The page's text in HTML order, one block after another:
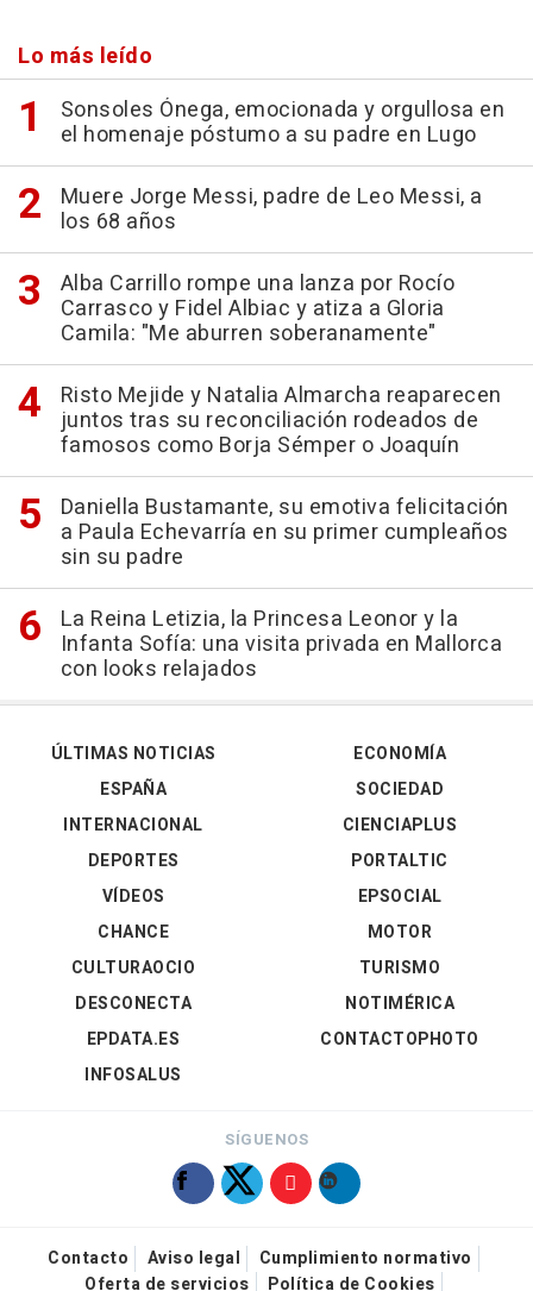
Lo más leído
Sonsoles Ónega, emocionada y orgullosa en
el homenaje póstumo a su padre en Lugo
Muere Jorge Messi, padre de Leo Messi, a
los 68 años
Alba Carrillo rompe una lanza por Rocío
Carrasco y Fidel Albiac y atiza a Gloria
Camila: "Me aburren soberanamente"
Risto Mejide y Natalia Almarcha reaparecen
juntos tras su reconciliación rodeados de
famosos como Borja Sémper o Joaquín
Daniella Bustamante, su emotiva felicitación
a Paula Echevarría en su primer cumpleaños
sin su padre
La Reina Letizia, la Princesa Leonor y la
Infanta Sofía: una visita privada en Mallorca
con looks relajados
ÚLTIMAS NOTICIAS
ESPAÑA
INTERNACIONAL
DEPORTES
VÍDEOS
ECONOMÍA
SOCIEDAD
CIENCIAPLUS
PORTALTIC
EPSOCIAL
CHANCE
CULTURAOCIO
DESCONECTA
EPDATA.ES
INFOSALUS
MOTOR
TURISMO
NOTIMÉRICA
CONTACTOPHOTO
SÍGUENOS
Contacto Aviso legal
Cumplimiento normativo
Oferta de servicios
Política de Cookies